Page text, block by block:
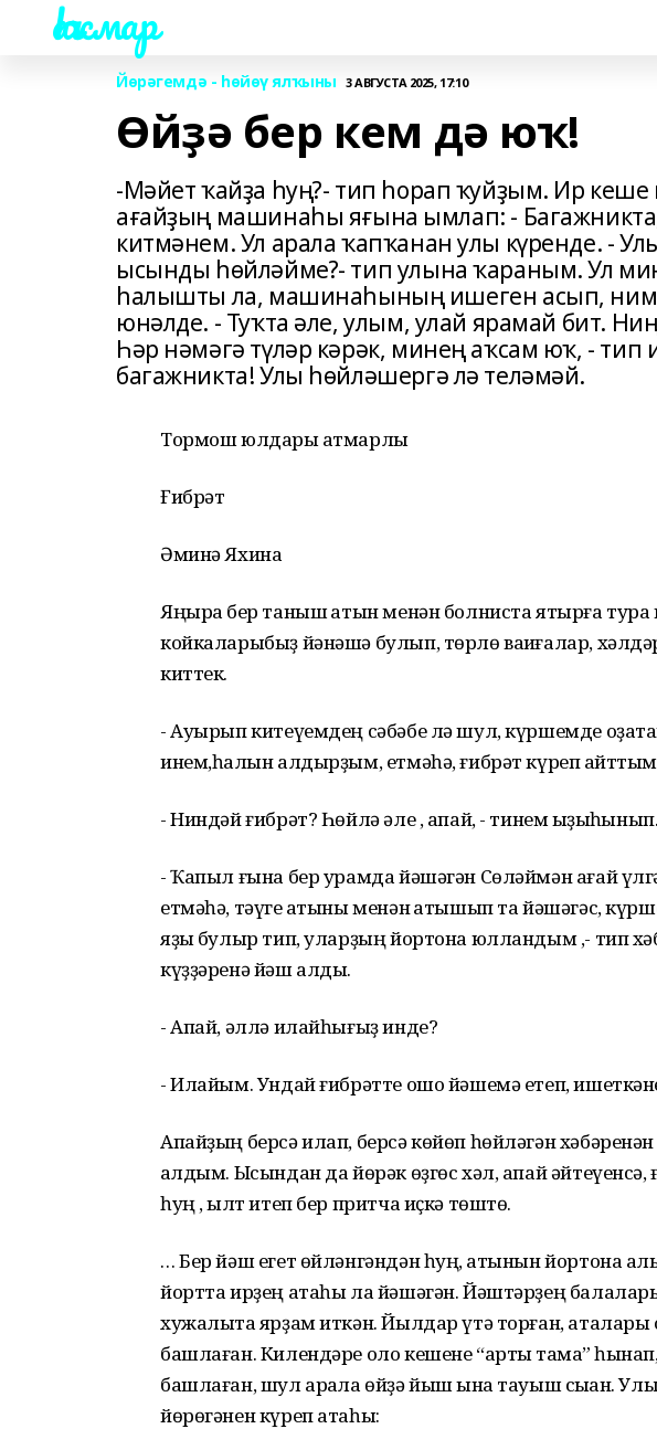
Һаҡмар
Йөрәгемдә - һөйөү ялҡыны 3 АВГУСТА 2025, 17:10
Өйҙә бер кем дә юҡ!
-Мәйет ҡайҙа һуң?- тип һорап ҡуйҙым. Ир кеше
ағайҙың машинаһы яғына ымлап: -
китмәнем. Ул арала ҡапҡанан улы күренде. -
ысынды һөйләйме?- тип улына ҡараным. Ул
һалышты ла, машинаһының ишеген асып,
юнәлде. - Туҡта әле, улым, улай ярамай бит.
Һәр нәмәгә түләр кәрәк, минең аҡсам юҡ, - тип
багажникта! Улы һөйләшергә лә теләмәй.
Тормош юлдары ҡатмарлы
Ғибрәт
Әминә Яхина
Яңыраҡ бер таныш ҡатын менән болниста ятырға
койкаларыбыҙ йәнәшә булып, төрлө ваҡиғалар,
киттек.
- Ауырып китеүемдең сәбәбе лә шул, күршемде
инем,һалҡын алдырҙым, етмәһә, ғибрәт күреп
- Ниндәй ғибрәт? Һөйлә әле , апай, - тинем ҡыҙыҡһынып.
- Ҡапыл ғына бер урамда йәшәгән Сөләймән ағай
етмәһә, тәүге ҡатыны менән ҡатышып та йәшәгәс,
яҙыҡ булыр тип, уларҙың йортона юлландым ,- тип
күҙҙәренә йәш алды.
- Апай, әллә илайһығыҙ инде?
- Илайым. Ундай ғибрәтте ошо йәшемә етеп,
Апайҙың берсә илап, берсә көйөп һөйләгән
ҡалдым. Ысындан да йөрәк өҙгөс хәл, апай
һуң , ҡылт итеп бер притча иҫкә төштө.
… Бер йәш егет өйләнгәндән һуң, ҡатынын йортона
йортта ирҙең атаһы ла йәшәгән. Йәштәрҙең
хужалыҡта ярҙам иткән. Йылдар үтә торған,
башлаған. Килендәре оло кешене “артыҡ тамаҡ”
башлаған, шул арҡала өйҙә йыш ҡына тауыш сыҡҡан.
йөрөгәнен күреп атаһы: